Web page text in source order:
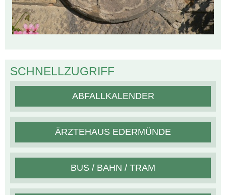
SCHNELLZUGRIFF
ABFALLKALENDER
ÄRZTEHAUS EDERMÜNDE
BUS / BAHN / TRAM